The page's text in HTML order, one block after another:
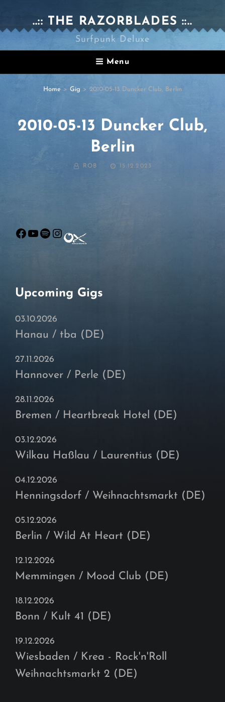
..:: THE RAZORBLADES ::..
Surfpunk Deluxe
Menu
Home > Gig > 2010-05-13 Duncker Club, Berlin
2010-05-13 Duncker Club,
Berlin
BY ROB
POSTED
15.12.2023
Facebook
YouTube
Spotify
Instagram
Upcoming Gigs
03.10.2026
Hanau / tba (DE)
27.11.2026
Hannover / Perle (DE)
28.11.2026
Bremen / Heartbreak Hotel (DE)
03.12.2026
Wilkau Haßlau / Laurentius (DE)
04.12.2026
Henningsdorf / Weihnachtsmarkt (DE)
05.12.2026
Berlin / Wild At Heart (DE)
12.12.2026
Memmingen / Mood Club (DE)
18.12.2026
Bonn / Kult 41 (DE)
19.12.2026
Wiesbaden / Krea - Rock'n'Roll
Weihnachtsmarkt 2 (DE)